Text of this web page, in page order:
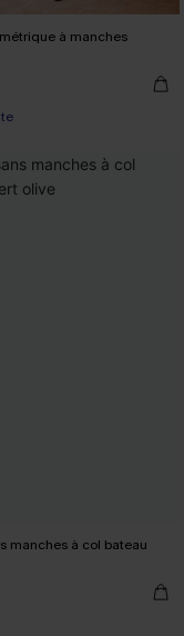
à manches
manches à col bateau